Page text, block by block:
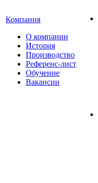
Компания
О компании
История
Производство
Референс-лист
Обучение
Вакансии